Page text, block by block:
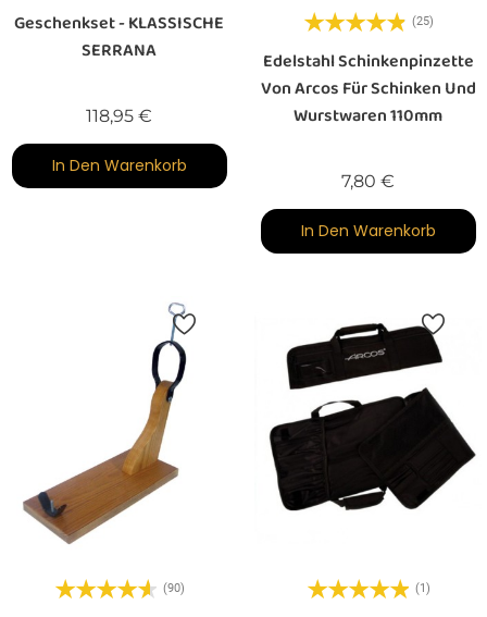
Geschenkset - KLASSISCHE
SERRANA
118,95 €
In Den Warenkorb
(25)
Edelstahl Schinkenpinzette
Von Arcos Für Schinken Und
Wurstwaren 110mm
7,80 €
In Den Warenkorb
(90) (1)